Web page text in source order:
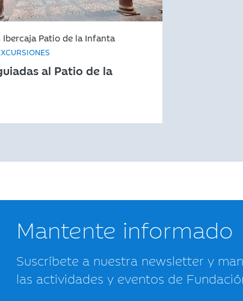
Ibercaja Patio de la Infanta
al Patio de la
Mantente informado
Suscríbete a nuestra newsletter y
las actividades y eventos de